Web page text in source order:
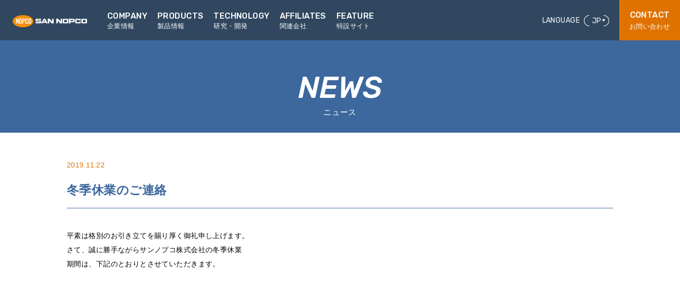
COMPANY
企業情報
PRODUCTS
製品情報
TECHNOLOGY
研究・開発
AFFILIATES
関連会社
FEATURE
特設サイト
LANGUAGE JP
CONTACT
お問い合わせ
NEWS
ニュース
2019.11.22
冬季休業のご連絡
平素は格別のお引き立てを賜り厚く御礼申し上げます。
さて、誠に勝手ながらサンノプコ株式会社の冬季休業
期間は、下記のとおりとさせていただきます。